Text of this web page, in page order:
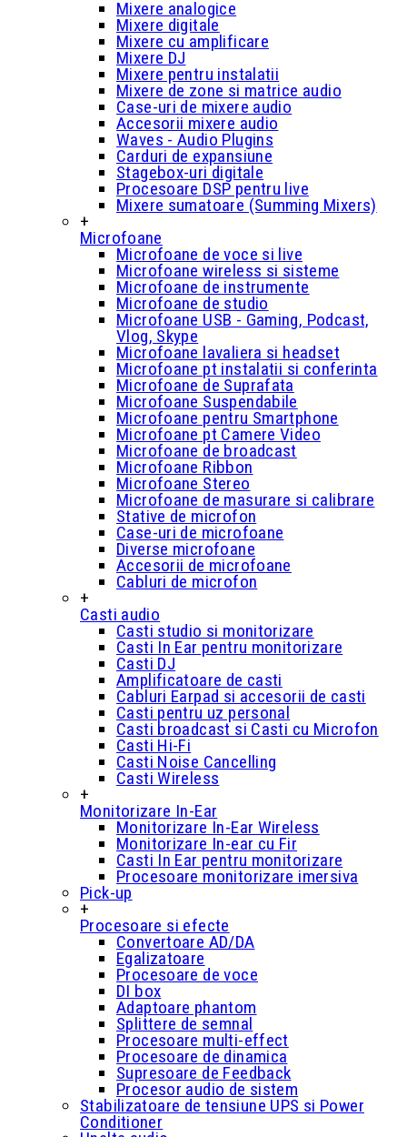
Mixere analogice
Mixere digitale
Mixere cu amplificare
Mixere DJ
Mixere pentru instalatii
Mixere de zone si matrice audio
Case-uri de mixere audio
Accesorii mixere audio
Waves - Audio Plugins
Carduri de expansiune
Stagebox-uri digitale
Procesoare DSP pentru live
Mixere sumatoare (Summing Mixers)
+
Microfoane
Microfoane de voce si live
Microfoane wireless si sisteme
Microfoane de instrumente
Microfoane de studio
Microfoane USB - Gaming, Podcast,
Vlog, Skype
Microfoane lavaliera si headset
Microfoane pt instalatii si conferinta
Microfoane de Suprafata
Microfoane Suspendabile
Microfoane pentru Smartphone
Microfoane pt Camere Video
Microfoane de broadcast
Microfoane Ribbon
Microfoane Stereo
Microfoane de masurare si calibrare
Stative de microfon
Case-uri de microfoane
Diverse microfoane
Accesorii de microfoane
Cabluri de microfon
+
Casti audio
Casti studio si monitorizare
Casti In Ear pentru monitorizare
Casti DJ
Amplificatoare de casti
Cabluri Earpad si accesorii de casti
Casti pentru uz personal
Casti broadcast si Casti cu Microfon
Casti Hi-Fi
Casti Noise Cancelling
Casti Wireless
+
Monitorizare In-Ear
Monitorizare In-Ear Wireless
Monitorizare In-ear cu Fir
Casti In Ear pentru monitorizare
Procesoare monitorizare imersiva
Pick-up
+
Procesoare si efecte
Convertoare AD/DA
Egalizatoare
Procesoare de voce
DI box
Adaptoare phantom
Splittere de semnal
Procesoare multi-effect
Procesoare de dinamica
Supresoare de Feedback
Procesor audio de sistem
Stabilizatoare de tensiune UPS si Power
Conditioner